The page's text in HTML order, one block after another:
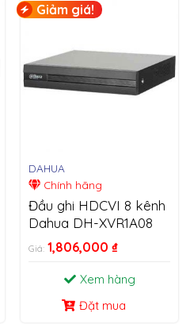
Giảm giá!
DAHUA
Chính hãng
Đầu ghi HDCVI 8 kênh
Dahua DH-XVR1A08
Giá: 1,806,000 ₫
Xem hàng
Đặt mua